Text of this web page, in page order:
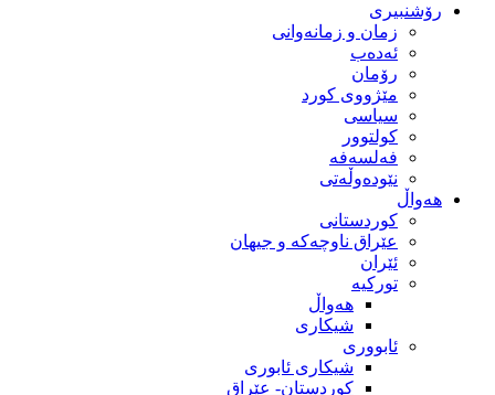
رۆشنبیری
زمان و زمانه‌وانی
ئەدەب
رۆمان
مێژووى کورد
سیاسى
کولتوور
فەلسەفە
نێودەوڵەتی
هەواڵ
کوردستانی
عێراق ناوچەکە و جیهان
ئێران
تورکیە
هەواڵ
شیکاری
ئابووری
شیکاری ئابوری
کوردستان- عێراق